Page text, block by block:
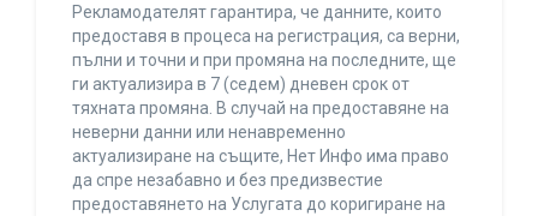
Рекламодателят гарантира, че данните, които
предоставя в процеса на регистрация, са верни,
пълни и точни и при промяна на последните, ще
ги актуализира в 7 (седем) дневен срок от
тяхната промяна. В случай на предоставяне на
неверни данни или ненавременно
актуализиране на същите, Нет Инфо има право
да спре незабавно и без предизвестие
предоставянето на Услугата до коригиране на